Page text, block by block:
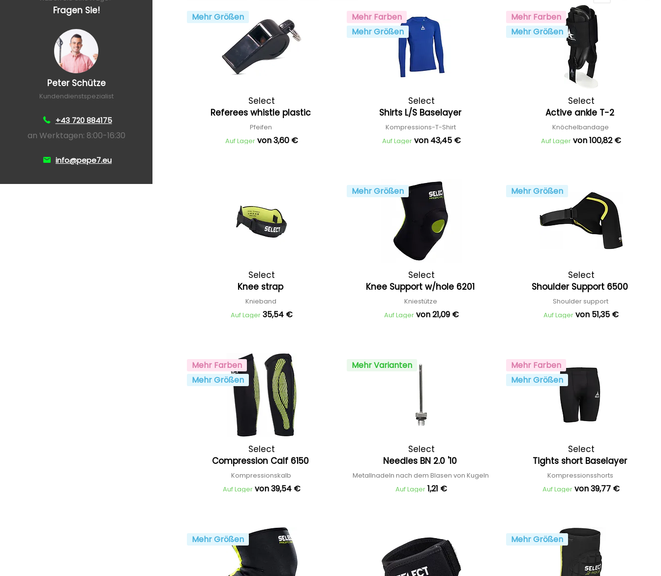
Fragen Sie!
Peter Schütze
Kundendienstspezialist
+43 720 884175
an Werktagen: 8:00-16:30
info@pepe7.eu
Mehr Größen
Select
Referees whistle plastic
Pfeifen
Auf Lager von 3,60 €
Mehr Farben
Mehr Größen
Select
Shirts L/S Baselayer
Kompressions-T-Shirt
Auf Lager von 43,45 €
Mehr Farben
Mehr Größen
Select
Active ankle T-2
Knöchelbandage
Auf Lager von 100,82 €
Select
Knee strap
Knieband
Auf Lager 35,54 €
Mehr Größen
Select
Knee Support w/hole 6201
Kniestütze
Auf Lager von 21,09 €
Mehr Größen
Select
Shoulder Support 6500
Shoulder support
Auf Lager von 51,35 €
Mehr Farben
Mehr Größen
Select
Compression Calf 6150
Kompressionskalb
Auf Lager von 39,54 €
Mehr Varianten
Select
Needles BN 2.0 '10
Metallnadeln nach dem Blasen von Kugeln
Auf Lager 1,21 €
Mehr Farben
Mehr Größen
Select
Tights short Baselayer
Kompressionsshorts
Auf Lager von 39,77 €
Mehr Größen Mehr Größen